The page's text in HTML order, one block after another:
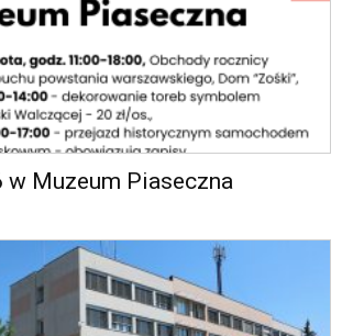
w Muzeum Piaseczna